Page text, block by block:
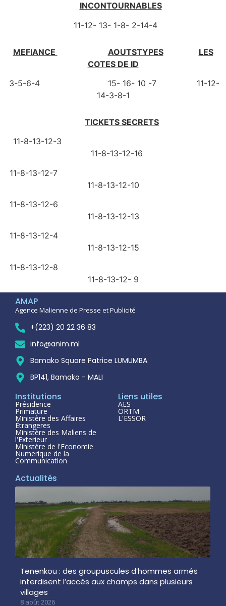
INCONTOURNABLES
11-12- 13- 1-8- 2-14-4
MEFIANCE AOUTSTYPES
LES
COTES DE ID
3-5-6-4 15- 16- 10 -7 11-12-
14-3-8-1
TICKETS SECRETS
11-8-13-12-3
11-8-13-12-16
11-8-13-12-7
11-8-13-12-10
11-8-13-12-6
11-8-13-12-13
11-8-13-12-4
11-8-13-12-15
11-8-13-12-8
11-8-13-12- 9
AMAP
Agence Malienne de Presse et Publicité
+(223) 20 22 36 83
info@anim.ml
Bamako Square Patrice LUMUMBA
BP141, Bamako - MALI
Institutions
Présidence
Primature
Ministère des Affaires
Étrangeres
Ministère des Maliens de
l'Exterieur
Ministère de l'Economie
Numerique de la
Communication
Liens utiles
AES
ORTM
L'ESSOR
Actualités
Tenenkou : des groupuscules d’hommes armés
interdisent l’accès aux champs dans plusieurs
villages
8 août 2026